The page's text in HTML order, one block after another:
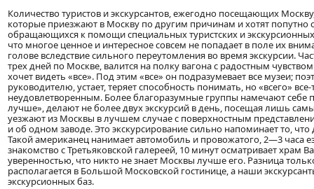
Количество туристов и экскурсантов, ежегодно посещающих
которые приезжают в Москву по другим причинам и хотят попутно
обращающихся к помощи специальных туристских и
что многое ценное и интересное совсем не попадает в поле их
голове вследствие сильного переутомления во время экскурсии.
трех дней по Москве, валится на полку вагона с радостным
хочет видеть «все». Под этим «все» он подразумевает все музеи;
руководителю, устает, теряет способность понимать, но «всего»
неудовлетворенным. Более благоразумные группы намечают
лучше», делают не более двух экскурсий в день, посещая лишь
уезжают из Москвы в лучшем случае с поверхностным
и об одном заводе. Это экскурсирование сильно напоминает то,
Такой американец нанимает автомобиль и провожатого, 2—3 часа
знакомство с Третьяковской галереей, 10 минут осматривает храм
уверенностью, что никто не знает Москвы лучше его. Разница
располагается в Большой Московской гостинице, а наши
экскурсионных баз.